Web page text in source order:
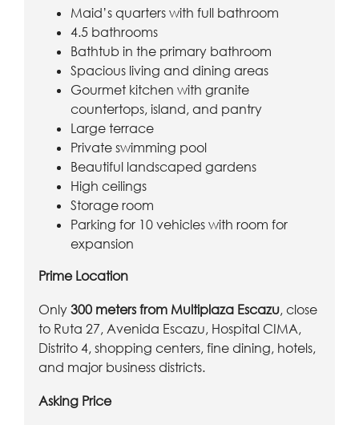
Maid’s quarters with full bathroom
4.5 bathrooms
Bathtub in the primary bathroom
Spacious living and dining areas
Gourmet kitchen with granite
countertops, island, and pantry
Large terrace
Private swimming pool
Beautiful landscaped gardens
High ceilings
Storage room
Parking for 10 vehicles with room for
expansion
Prime Location
Only 300 meters from Multiplaza Escazu, close
to Ruta 27, Avenida Escazu, Hospital CIMA,
Distrito 4, shopping centers, fine dining, hotels,
and major business districts.
Asking Price